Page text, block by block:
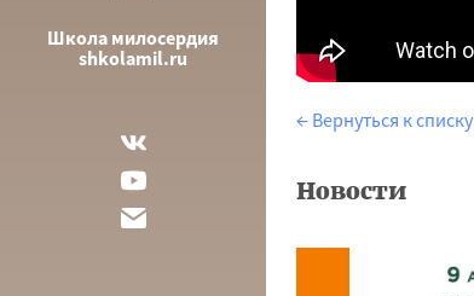
Школа милосердия
shkolamil.ru
← Вернуться к списку
Новости